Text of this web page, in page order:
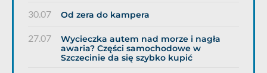
30.07 Od zera do kampera
27.07
Wycieczka autem nad morze i nagła
awaria? Części samochodowe w
Szczecinie da się szybko kupić